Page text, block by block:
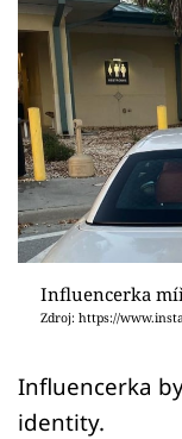
Virály
Sex a vztahy
Videa
Sledujte
Přihlášení
Sledujte nás
Influencerka
Zdroj: https://
Influencerka
identity.